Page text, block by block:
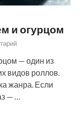
и огурцом
— один из
видов роллов.
жанра. Если
— …